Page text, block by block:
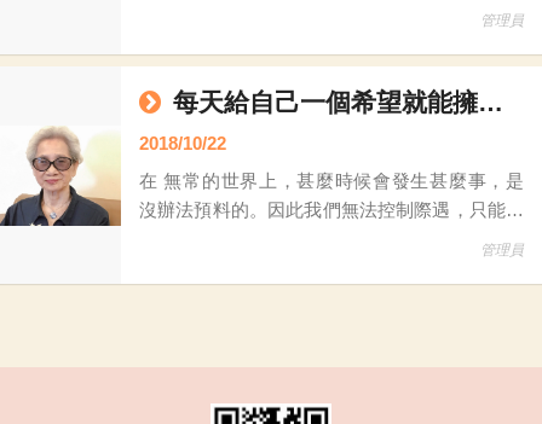
後很好聊、也很多笑容的女生。小靜因先天性糖
腎時必須很注意飲食，為了不讓血糖升高，能吃
的東西非常少，以至於常常正餐只能吃一兩口，
吃的食物，久而久之食量越來越小，體重也持續
下降，此外，洗腎會導致體力不佳，故不僅
管理員
每天給自己一個希望就能擁有豐富多采的人生-扶輪社前社長 蘇蔡彩秋(蘇媽媽)
2018/10/22
在 無常的世界上，甚麼時候會發生甚麼事，是
沒辦法預料的。因此我們無法控制際遇，只能好
好掌握自己，而未來更是難於預料，但是你可以
胃癌，之後又罹患卵巢癌，並被宣判只剩3
管理員